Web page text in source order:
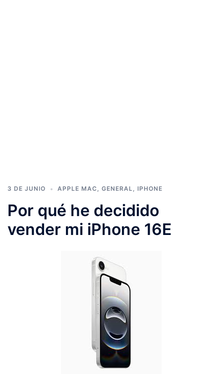
3 DE JUNIO APPLE MAC , GENERAL, IPHONE
Por qué he decidido
vender mi iPhone 16E